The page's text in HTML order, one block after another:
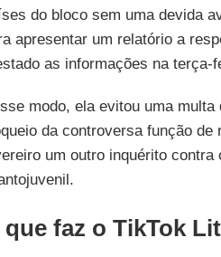
do bloco sem uma devida
apresentar um relatório a
as informações na terça-
modo, ela evitou uma
da controversa função
um outro inquérito contra
que faz o TikTok